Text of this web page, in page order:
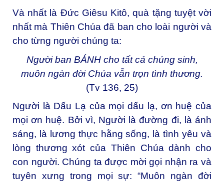
Và nhất là Đức Giêsu Kitô, quà tặng tuyệt vời
nhất mà Thiên Chúa đã ban cho loài người và
cho từng người chúng ta:
Người ban BÁNH cho tất cả chúng sinh,
muôn ngàn đời Chúa vẫn trọn tình thương.
(Tv 136, 25)
Người là Dấu Lạ của mọi dấu lạ, ơn huệ của
mọi ơn huệ. Bởi vì, Người là đường đi, là ánh
sáng, là lương thực hằng sống, là tình yêu và
lòng thương xót của Thiên Chúa dành cho
con người. Chúng ta được mời gọi nhận ra và
tuyên xưng trong mọi sự: “Muôn ngàn đời